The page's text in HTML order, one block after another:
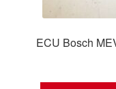
ECU Bosch